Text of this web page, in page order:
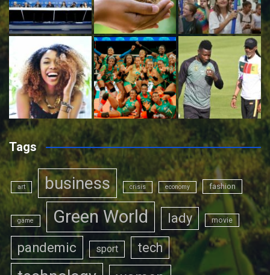
Tags
art business crisis economy fashion
game Green World lady movie
pandemic sport tech